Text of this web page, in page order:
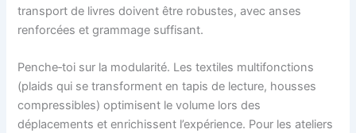
transport de livres doivent être robustes, avec anses
renforcées et grammage suffisant.
Penche‑toi sur la modularité. Les textiles multifonctions
(plaids qui se transforment en tapis de lecture, housses
compressibles) optimisent le volume lors des
déplacements et enrichissent l’expérience. Pour les ateliers